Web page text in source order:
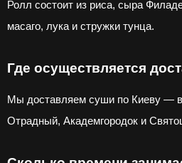
Ролл состоит из риса, сыра
масаго, лука и стружки тунца.
Где осуществляется
Мы доставляем суши по Киеву — в
Отрадный, Академгородок и